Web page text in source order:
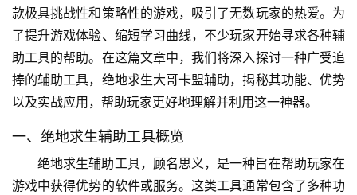
款极具挑战性和策略性的游戏，吸引了无数玩家的热爱。为
了提升游戏体验、缩短学习曲线，不少玩家开始寻求各种辅
助工具的帮助。在这篇文章中，我们将深入探讨一种广受追
捧的辅助工具，绝地求生大哥卡盟辅助，揭秘其功能、优势
以及实战应用，帮助玩家更好地理解并利用这一神器。
一、绝地求生辅助工具概览
绝地求生辅助工具，顾名思义，是一种旨在帮助玩家在
游戏中获得优势的软件或服务。这类工具通常包含了多种功